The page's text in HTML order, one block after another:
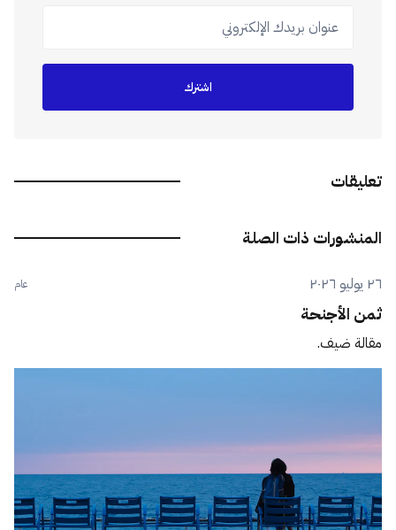
عنوان بريدك الإلكتروني
اشترك
تعليقات
المنشورات ذات الصلة
٢٦ يوليو ٢٠٢٦ عام
ثمن الأجنحة
مقالة ضيف.